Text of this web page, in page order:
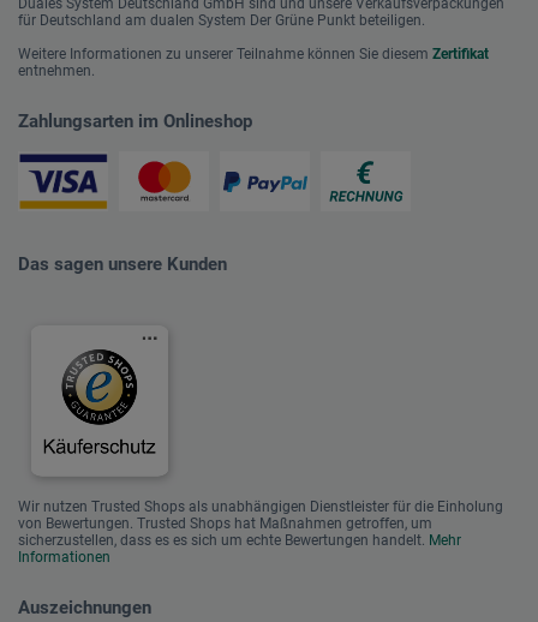
Duales System Deutschland GmbH sind und unsere Verkaufsverpackungen
für Deutschland am dualen System Der Grüne Punkt beteiligen.
Weitere Informationen zu unserer Teilnahme können Sie diesem Zertifikat
entnehmen.
Zahlungsarten im Onlineshop
Das sagen unsere Kunden
Wir nutzen Trusted Shops als unabhängigen Dienstleister für die Einholung
von Bewertungen. Trusted Shops hat Maßnahmen getroffen, um
sicherzustellen, dass es es sich um echte Bewertungen handelt. Mehr
Informationen
Auszeichnungen